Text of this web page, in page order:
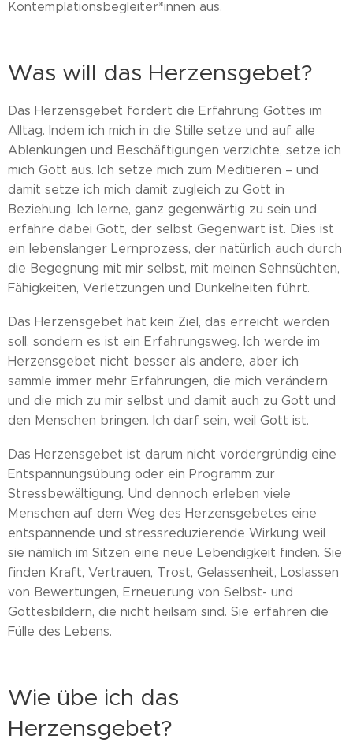
Kontemplationsbegleiter*innen aus.
Was will das Herzensgebet?
Das Herzensgebet fördert die Erfahrung Gottes im
Alltag. Indem ich mich in die Stille setze und auf alle
Ablenkungen und Beschäftigungen verzichte, setze ich
mich Gott aus. Ich setze mich zum Meditieren – und
damit setze ich mich damit zugleich zu Gott in
Beziehung. Ich lerne, ganz gegenwärtig zu sein und
erfahre dabei Gott, der selbst Gegenwart ist. Dies ist
ein lebenslanger Lernprozess, der natürlich auch durch
die Begegnung mit mir selbst, mit meinen Sehnsüchten,
Fähigkeiten, Verletzungen und Dunkelheiten führt.
Das Herzensgebet hat kein Ziel, das erreicht werden
soll, sondern es ist ein Erfahrungsweg. Ich werde im
Herzensgebet nicht besser als andere, aber ich
sammle immer mehr Erfahrungen, die mich verändern
und die mich zu mir selbst und damit auch zu Gott und
den Menschen bringen. Ich darf sein, weil Gott ist.
Das Herzensgebet ist darum nicht vordergründig eine
Entspannungsübung oder ein Programm zur
Stressbewältigung. Und dennoch erleben viele
Menschen auf dem Weg des Herzensgebetes eine
entspannende und stressreduzierende Wirkung weil
sie nämlich im Sitzen eine neue Lebendigkeit finden. Sie
finden Kraft, Vertrauen, Trost, Gelassenheit, Loslassen
von Bewertungen, Erneuerung von Selbst- und
Gottesbildern, die nicht heilsam sind. Sie erfahren die
Fülle des Lebens.
Wie übe ich das
Herzensgebet?